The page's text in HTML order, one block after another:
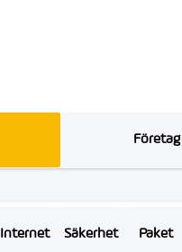
Företag
Internet Säkerhet Paket